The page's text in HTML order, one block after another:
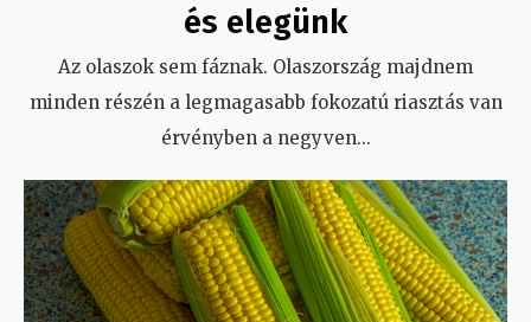
és elegünk
Az olaszok sem fáznak. Olaszország majdnem
minden részén a legmagasabb fokozatú riasztás van
érvényben a negyven...